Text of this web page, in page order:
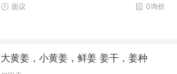
0询价
面议
大黄姜，小黄姜，鲜姜 姜干，姜种